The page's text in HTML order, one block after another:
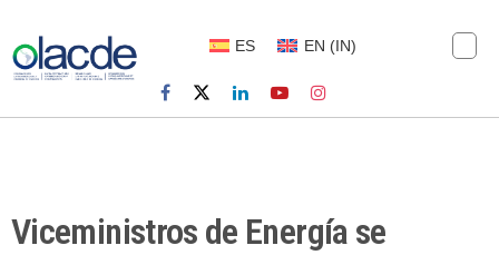
ES EN (IN)
Viceministros de Energía se